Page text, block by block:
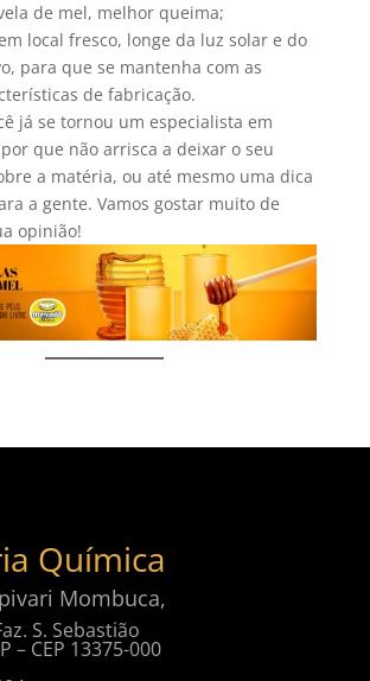
de mel, melhor queima;
em local fresco, longe da luz solar e do
para que se mantenha com as
de fabricação.
já se tornou um especialista em
que não arrisca a deixar o seu
a matéria, ou até mesmo uma dica
a gente. Vamos gostar muito de
opinião!
Química
Mombuca,
S. Sebastião
– CEP 13375-000